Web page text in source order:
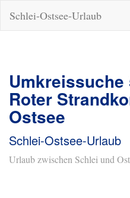
Schlei-Ostsee-Urlaub
Umkreissuche
Roter
Ostsee
Schlei-Ostsee-Urlaub
Urlaub zwischen Schlei und